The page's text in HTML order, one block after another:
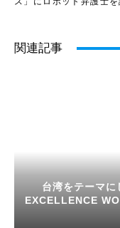
関連記事
台湾をテーマ
EXCELLENCE